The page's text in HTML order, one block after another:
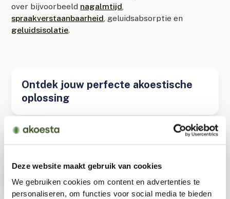
Deze website maakt gebruik van cookies
We gebruiken cookies om content en advertenties te
personaliseren, om functies voor social media te bieden
over bijvoorbeeld nagalmtijd,
spraakverstaanbaarheid, geluidsabsorptie en
geluidsisolatie.
Ontdek jouw perfecte akoestische
oplossing
– 4 tips